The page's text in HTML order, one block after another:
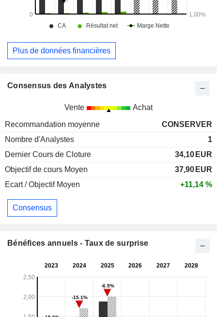
Plus de données financières
Consensus des Analystes
Vente Achat
Recommandation moyenne
CONSERVER
Nombre d'Analystes
1
Dernier Cours de Cloture
34,10 EUR
Objectif de cours Moyen
37,90 EUR
Ecart / Objectif Moyen
+11,14 %
Consensus
Bénéfices annuels - Taux de surprise